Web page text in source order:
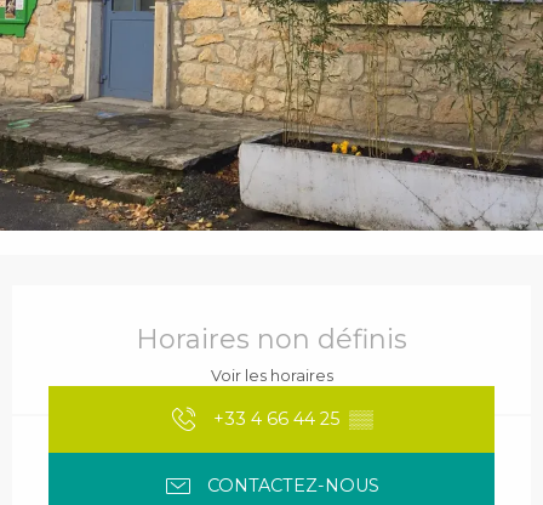
Horaires non définis
Voir les horaires
+33 4 66 44 25 ▒▒
CONTACTEZ-NOUS